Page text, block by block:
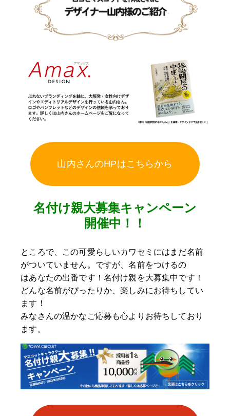
山内さんのHPはこちらから
名付け親大募集キャンペーン
開催中！！
ところで、この可愛らしいカワセミにはまだ名前
がついていません。ですが、名前をつけるの
はあなたの出番です！名付け親を大募集中です！
どんな名前がぴったりか、楽しみにお待ちしてい
ます！
みなさんの温かなご応募も心よりお待ちしており
ます。